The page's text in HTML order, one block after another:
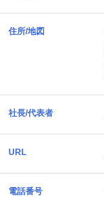
住所/地図
社長/代表者
URL
電話番号